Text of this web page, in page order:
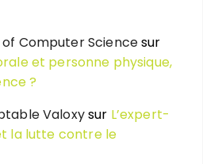
Computer Sciencesur
et personne physique,
?
Valoxysur L’expert-
la lutte contre le